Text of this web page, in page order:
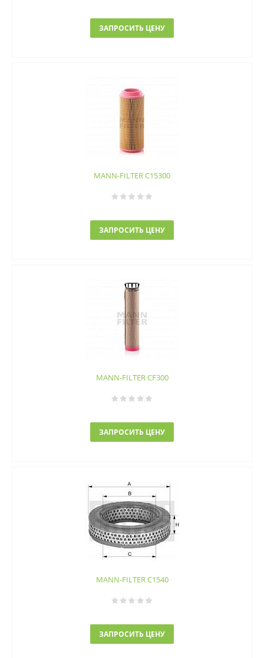
ЗАПРОСИТЬ ЦЕНУ
MANN-FILTER C15300
ЗАПРОСИТЬ ЦЕНУ
MANN-FILTER CF300
ЗАПРОСИТЬ ЦЕНУ
MANN-FILTER C1540
ЗАПРОСИТЬ ЦЕНУ